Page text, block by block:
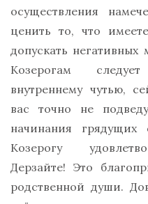
осуществления
ценить то, что
допускать
Козерогам
внутреннему чутью,
вас точно не
начинания грядущих
Козерогу
Дерзайте! Это
родственной души.